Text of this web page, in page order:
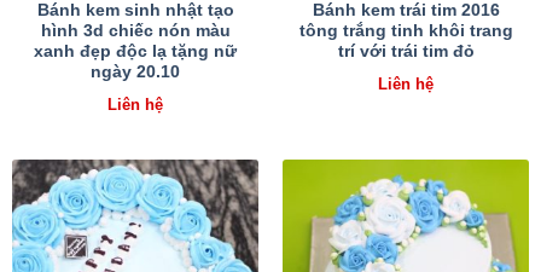
Bánh kem sinh nhật tạo
hình 3d chiếc nón màu
xanh đẹp độc lạ tặng nữ
ngày 20.10
Liên hệ
Bánh kem trái tim 2016
tông trắng tinh khôi trang
trí với trái tim đỏ
Liên hệ